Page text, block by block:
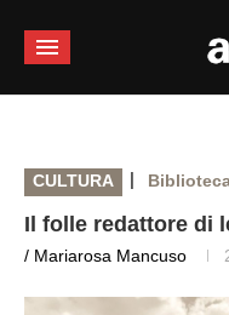
CULTURA |
Il folle redattore di
/ Mariarosa Mancuso